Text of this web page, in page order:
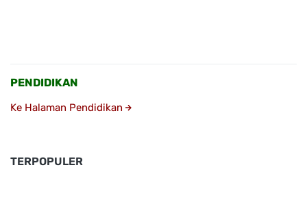
PENDIDIKAN
Ke Halaman Pendidikan
TERPOPULER